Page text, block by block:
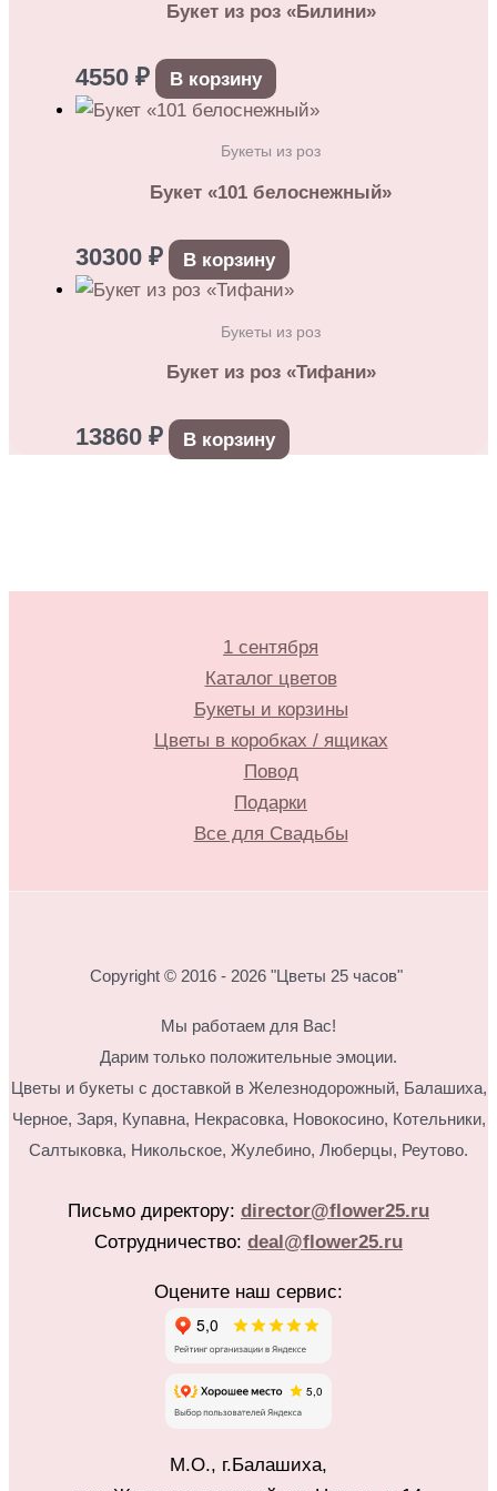
Букет из роз «Билини»
4550 ₽ В корзину
Букеты из роз
Букет «101 белоснежный»
30300 ₽ В корзину
Букеты из роз
Букет из роз «Тифани»
13860 ₽ В корзину
1 сентября
Каталог цветов
Букеты и корзины
Цветы в коробках / ящиках
Повод
Подарки
Все для Свадьбы
Copyright © 2016 - 2026 "Цветы 25 часов"
Мы работаем для Вас!
Дарим только положительные эмоции.
Цветы и букеты с доставкой в Железнодорожный, Балашиха,
Черное, Заря, Купавна, Некрасовка, Новокосино, Котельники,
Салтыковка, Никольское, Жулебино, Люберцы, Реутово.
Письмо директору: director@flower25.ru
Сотрудничество: deal@flower25.ru
Оцените наш сервис:
М.О., г.Балашиха,